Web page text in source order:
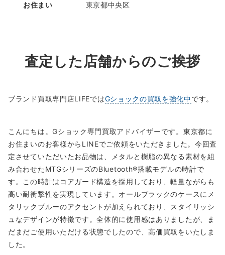
お住まい 東京都中央区
査定した店舗からのご挨拶
ブランド買取専門店LIFEではGショックの買取を強化中です。
こんにちは。Gショック専門買取アドバイザーです。東京都に
お住まいのお客様からLINEでご依頼をいただきました。今回査
定させていただいたお品物は、メタルと樹脂の異なる素材を組
み合わせたMTGシリーズのBluetooth®搭載モデルの時計で
す。この時計はコアガード構造を採用しており、軽量ながらも
高い耐衝撃性を実現しています。オールブラックのケースにメ
タリックブルーのアクセントが加えられており、スタイリッシ
ュなデザインが特徴です。全体的に使用感はありましたが、ま
だまだご使用いただける状態でしたので、高価買取をいたしま
した。